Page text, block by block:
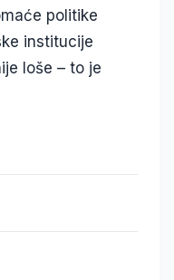
politike
institucije
loše – to je